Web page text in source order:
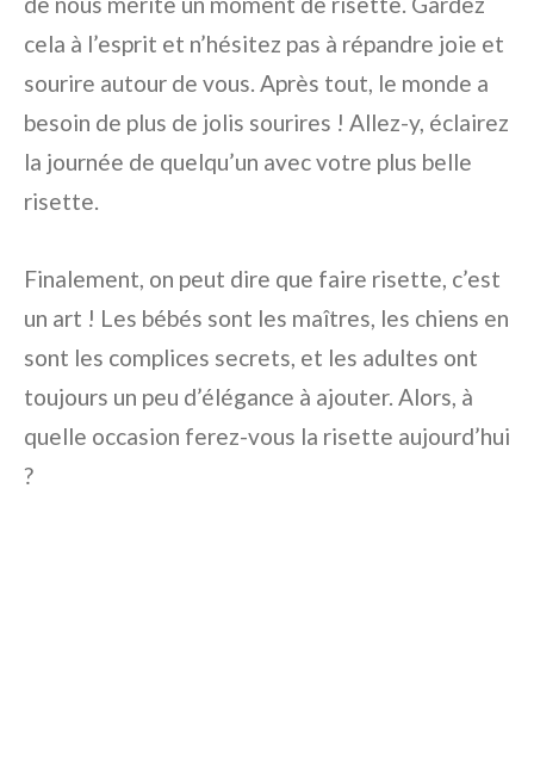
cela à l’esprit et n’hésitez pas à répandre joie et
sourire autour de vous. Après tout, le monde a
besoin de plus de jolis sourires ! Allez-y, éclairez
la journée de quelqu’un avec votre plus belle
risette.
Finalement, on peut dire que faire risette, c’est
un art ! Les bébés sont les maîtres, les chiens en
sont les complices secrets, et les adultes ont
toujours un peu d’élégance à ajouter. Alors, à
quelle occasion ferez-vous la risette aujourd’hui
?